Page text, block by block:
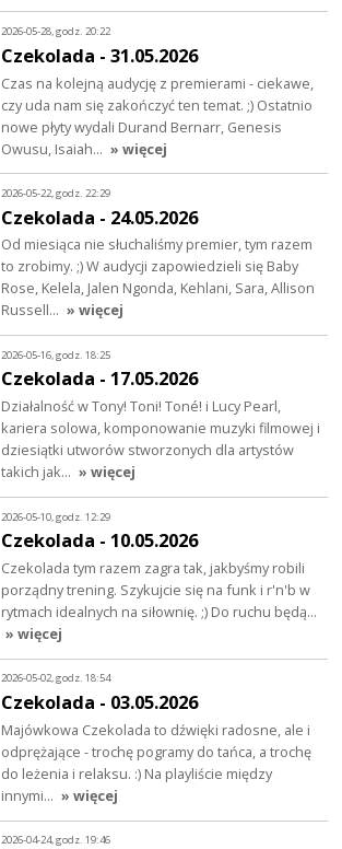
2026-05-28, godz. 20:22
Czekolada - 31.05.2026
Czas na kolejną audycję z premierami - ciekawe,
czy uda nam się zakończyć ten temat. ;) Ostatnio
nowe płyty wydali Durand Bernarr, Genesis
Owusu, Isaiah… » więcej
2026-05-22, godz. 22:29
Czekolada - 24.05.2026
Od miesiąca nie słuchaliśmy premier, tym razem
to zrobimy. ;) W audycji zapowiedzieli się Baby
Rose, Kelela, Jalen Ngonda, Kehlani, Sara, Allison
Russell… » więcej
2026-05-16, godz. 18:25
Czekolada - 17.05.2026
Działalność w Tony! Toni! Toné! i Lucy Pearl,
kariera solowa, komponowanie muzyki filmowej i
dziesiątki utworów stworzonych dla artystów
takich jak… » więcej
2026-05-10, godz. 12:29
Czekolada - 10.05.2026
Czekolada tym razem zagra tak, jakbyśmy robili
porządny trening. Szykujcie się na funk i r'n'b w
rytmach idealnych na siłownię. ;) Do ruchu będą…
» więcej
2026-05-02, godz. 18:54
Czekolada - 03.05.2026
Majówkowa Czekolada to dźwięki radosne, ale i
odprężające - trochę pogramy do tańca, a trochę
do leżenia i relaksu. :) Na playliście między
innymi… » więcej
2026-04-24, godz. 19:46